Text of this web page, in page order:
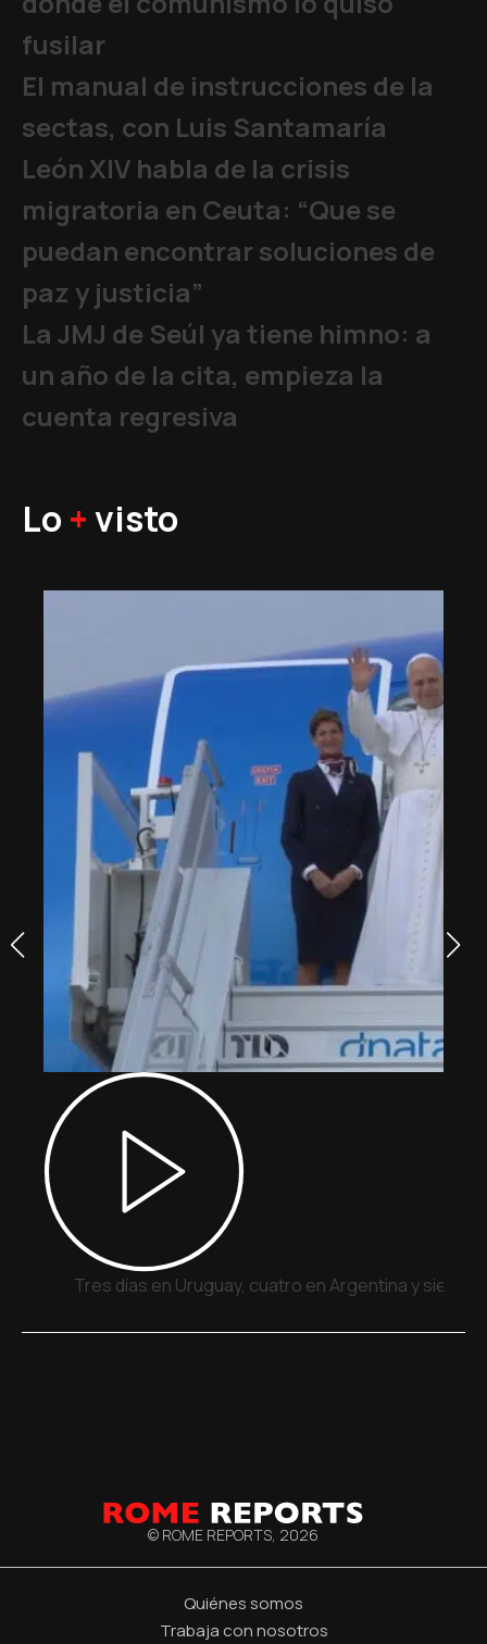
fusilar
El manual de instrucciones de la
sectas, con Luis Santamaría
León XIV habla de la crisis
migratoria en Ceuta: “Que se
puedan encontrar soluciones de
paz y justicia”
La JMJ de Seúl ya tiene himno: a
un año de la cita, empieza la
cuenta regresiva
Lo +visto
Tres días en Uruguay, cuatro en Argentina y siete
© ROME REPORTS, 2026
Quiénes somos
Trabaja con nosotros